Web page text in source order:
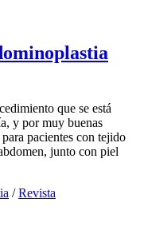
que se está
y por muy buenas
pacientes con tejido
junto con piel
/Revista